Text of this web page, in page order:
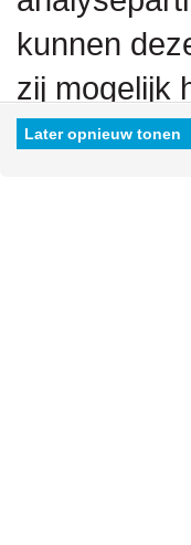
kunnen
zij mogelijk
hen hebt
Later opnieuw tonen